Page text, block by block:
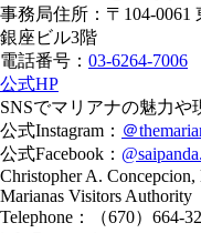
事務局住所：〒104-0061
銀座ビル3階
電話番号： 03-6264-7006
公式HP
SNSでマリアナの魅力や
公式Instagram： ＠
公式Facebook：
Christopher A.
Marianas Visitors Authority
Telephone：（670）664-